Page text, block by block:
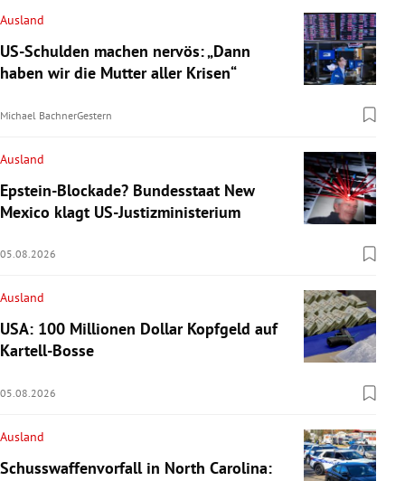
Ausland
US-Schulden machen nervös: „Dann
haben wir die Mutter aller Krisen“
Michael BachnerGestern
Ausland
Epstein-Blockade? Bundesstaat New
Mexico klagt US-Justizministerium
05.08.2026
Ausland
USA: 100 Millionen Dollar Kopfgeld auf
Kartell-Bosse
05.08.2026
Ausland
Schusswaffenvorfall in North Carolina: